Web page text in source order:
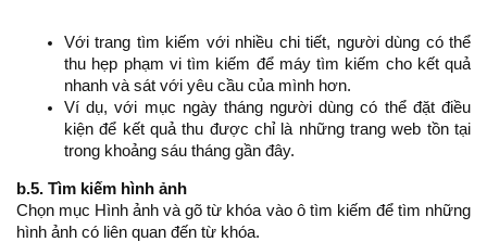
Với trang tìm kiếm với nhiều chi tiết, người dùng có thể
thu hẹp phạm vi tìm kiếm để máy tìm kiếm cho kết quả
nhanh và sát với yêu cầu của mình hơn.
Ví dụ, với mục ngày tháng người dùng có thể đặt điều
kiện để kết quả thu được chỉ là những trang web tồn tại
trong khoảng sáu tháng gần đây.
b.5. Tìm kiếm hình ảnh
Chọn mục Hình ảnh và gõ từ khóa vào ô tìm kiếm để tìm những
hình ảnh có liên quan đến từ khóa.